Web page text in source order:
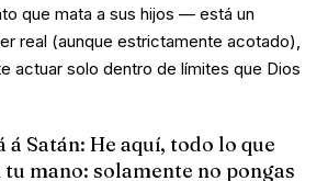
que mata a sus hijos — está un
real (aunque estrictamente acotado),
actuar solo dentro de límites que Dios
á Satán: He aquí, todo lo que
tu mano: solamente no pongas